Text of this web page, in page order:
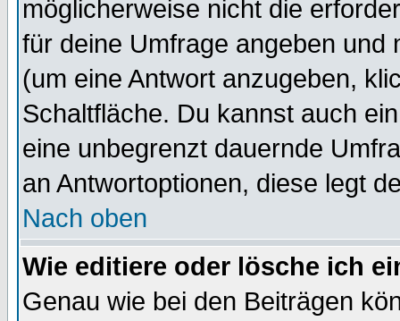
möglicherweise nicht die
für deine Umfrage angeben und
(um eine Antwort anzugeben,
Schaltfläche. Du kannst auch
eine unbegrenzt dauernde
an Antwortoptionen, diese legt
Nach oben
Wie editiere oder lösche ich
Genau wie bei den Beiträgen